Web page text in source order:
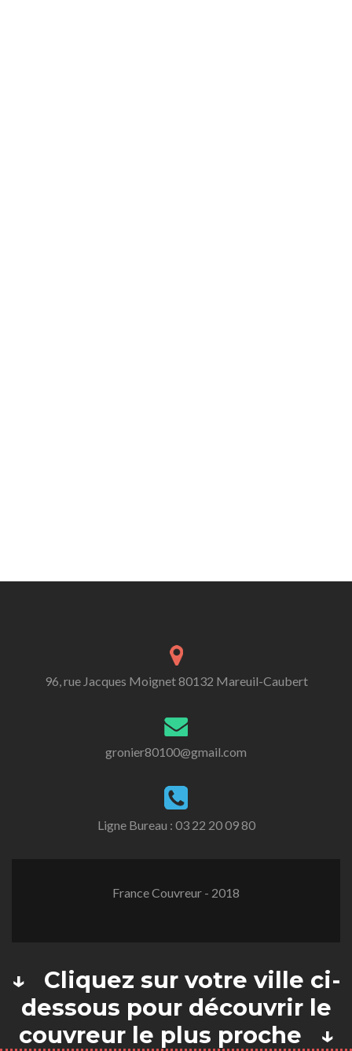
96, rue Jacques Moignet 80132 Mareuil-Caubert
gronier80100@gmail.com
Ligne Bureau : 03 22 20 09 80
France Couvreur - 2018
↓ Cliquez sur votre ville ci-
dessous pour découvrir le
couvreur le plus proche ↓